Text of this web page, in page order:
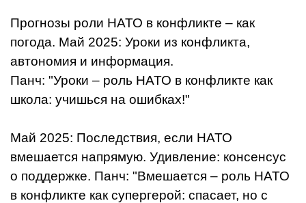
Прогнозы роли НАТО в конфликте – как
погода. Май 2025: Уроки из конфликта,
автономия и информация.
Панч: "Уроки – роль НАТО в конфликте как
школа: учишься на ошибках!"
Май 2025: Последствия, если НАТО
вмешается напрямую. Удивление: консенсус
о поддержке. Панч: "Вмешается – роль НАТО
в конфликте как супергерой: спасает, но с